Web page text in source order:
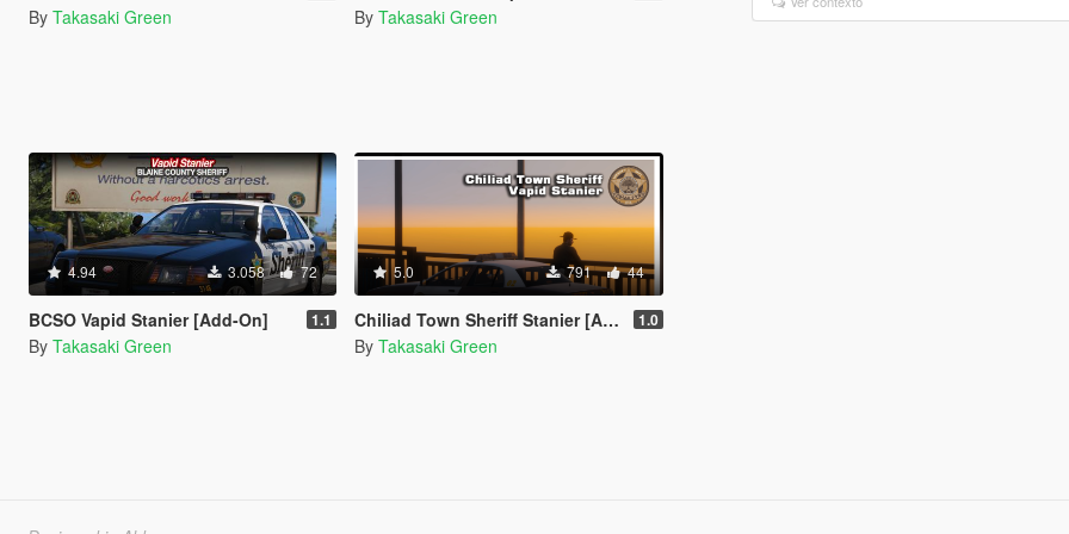
By Takasaki Green By Takasaki Green
4.94 3.058 72
BCSO Vapid Stanier [Add-On] 1.1
By Takasaki Green
5.0 791 44
Chiliad Town Sheriff Stanier [Add-On] 1.0
By Takasaki Green